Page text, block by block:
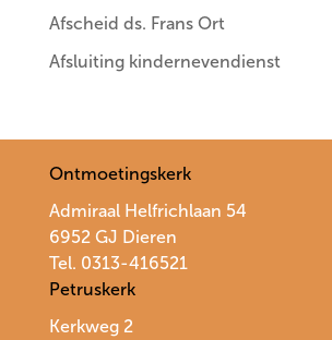
Afscheid ds. Frans Ort
Afsluiting kindernevendienst
Ontmoetingskerk
Admiraal Helfrichlaan 54
6952 GJ Dieren
Tel. 0313-416521
Petruskerk
Kerkweg 2